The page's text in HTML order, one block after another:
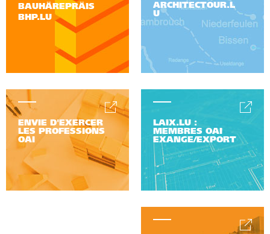
BAUHÄREPRÄIS
BHP.LU
ARCHITECTOUR.L
U
ENVIE D'EXERCER
LES PROFESSIONS
OAI
LAIX.LU :
MEMBRES OAI
EXANGE/EXPORT